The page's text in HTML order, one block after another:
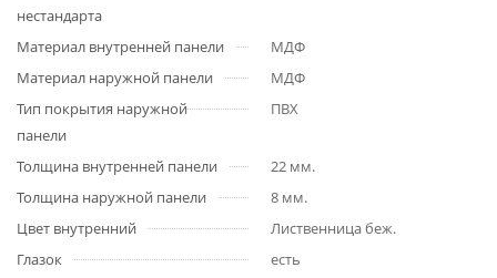
нестандарта
Материал внутренней панели
МДФ
Материал наружной панели
МДФ
Тип покрытия наружной
панели
ПВХ
Толщина внутренней панели
22 мм.
Толщина наружной панели
8 мм.
Цвет внутренний
Лиственница беж.
Глазок
есть